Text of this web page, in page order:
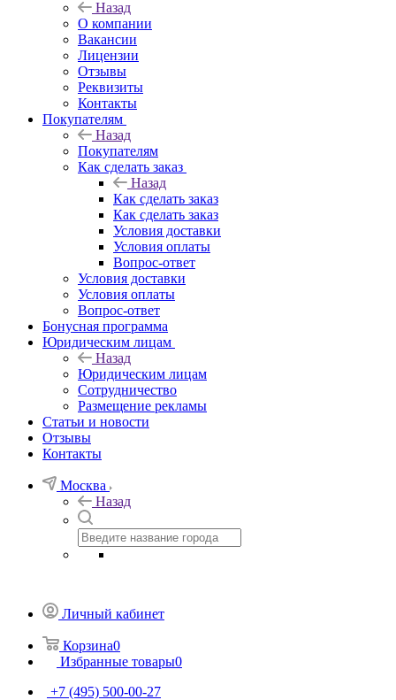
Назад
О компании
Вакансии
Лицензии
Отзывы
Реквизиты
Контакты
Покупателям
Назад
Покупателям
Как сделать заказ
Назад
Как сделать заказ
Как сделать заказ
Условия доставки
Условия оплаты
Вопрос-ответ
Условия доставки
Условия оплаты
Вопрос-ответ
Бонусная программа
Юридическим лицам
Назад
Юридическим лицам
Сотрудничество
Размещение рекламы
Статьи и новости
Отзывы
Контакты
Москва
Назад
Личный кабинет
Корзина0
Избранные товары0
+7 (495) 500-00-27